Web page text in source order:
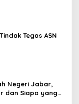
Tegas ASN
Negeri Jabar,
dan Siapa yang